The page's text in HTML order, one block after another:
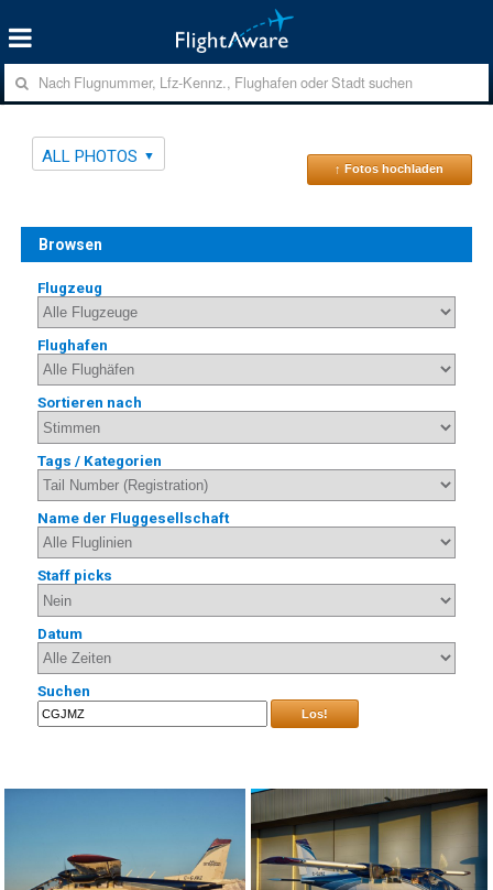
ALL PHOTOS
↑ Fotos hochladen
Browsen
Flugzeug
Flughafen
Sortieren nach
Tags / Kategorien
Name der Fluggesellschaft
Staff picks
Datum
Suchen
Los!